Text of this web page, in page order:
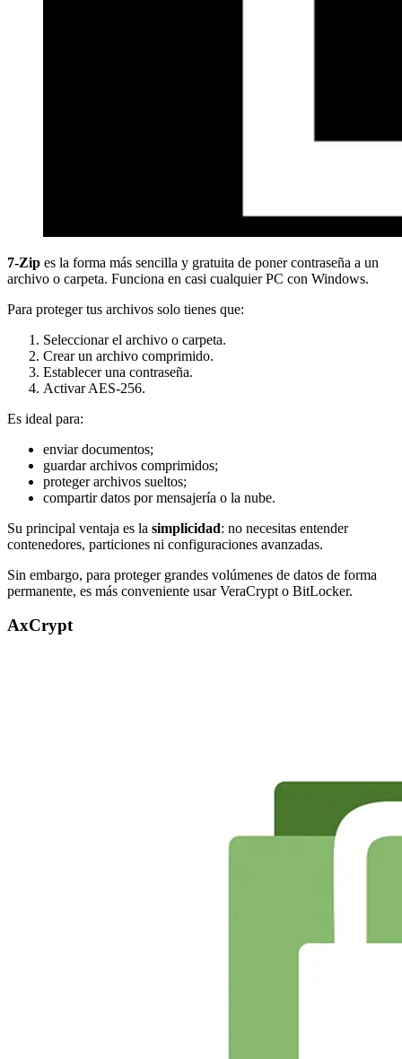
7-Zip es la forma más sencilla y gratuita de poner contraseña a un
archivo o carpeta. Funciona en casi cualquier PC con Windows.
Para proteger tus archivos solo tienes que:
Seleccionar el archivo o carpeta.
Crear un archivo comprimido.
Establecer una contraseña.
Activar AES-256.
Es ideal para:
enviar documentos;
guardar archivos comprimidos;
proteger archivos sueltos;
compartir datos por mensajería o la nube.
Su principal ventaja es la simplicidad: no necesitas entender
contenedores, particiones ni configuraciones avanzadas.
Sin embargo, para proteger grandes volúmenes de datos de forma
permanente, es más conveniente usar VeraCrypt o BitLocker.
AxCrypt